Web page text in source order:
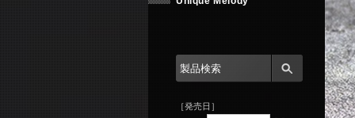
［発売日］